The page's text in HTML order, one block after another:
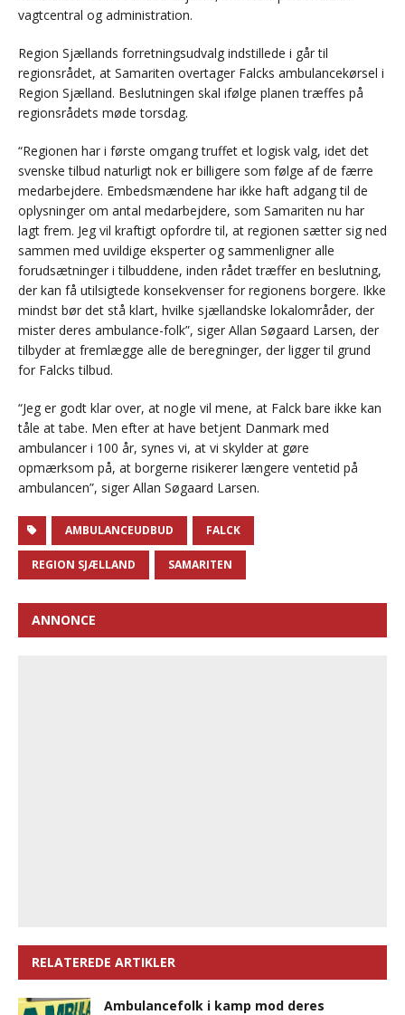
vagtcentral og administration.
Region Sjællands forretningsudvalg indstillede i går til
regionsrådet, at Samariten overtager Falcks ambulancekørsel i
Region Sjælland. Beslutningen skal ifølge planen træffes på
regionsrådets møde torsdag.
“Regionen har i første omgang truffet et logisk valg, idet det
svenske tilbud naturligt nok er billigere som følge af de færre
medarbejdere. Embedsmændene har ikke haft adgang til de
oplysninger om antal medarbejdere, som Samariten nu har
lagt frem. Jeg vil kraftigt opfordre til, at regionen sætter sig ned
sammen med uvildige eksperter og sammenligner alle
forudsætninger i tilbuddene, inden rådet træffer en beslutning,
der kan få utilsigtede konsekvenser for regionens borgere. Ikke
mindst bør det stå klart, hvilke sjællandske lokalområder, der
mister deres ambulance-folk”, siger Allan Søgaard Larsen, der
tilbyder at fremlægge alle de beregninger, der ligger til grund
for Falcks tilbud.
“Jeg er godt klar over, at nogle vil mene, at Falck bare ikke kan
tåle at tabe. Men efter at have betjent Danmark med
ambulancer i 100 år, synes vi, at vi skylder at gøre
opmærksom på, at borgerne risikerer længere ventetid på
ambulancen”, siger Allan Søgaard Larsen.
AMBULANCEUDBUD FALCK
REGION SJÆLLAND SAMARITEN
ANNONCE
RELATEREDE ARTIKLER
Ambulancefolk i kamp mod deres